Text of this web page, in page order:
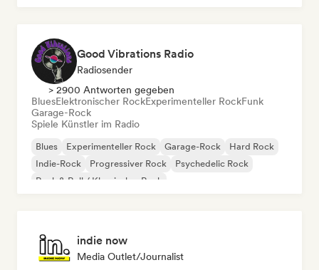
Good Vibrations Radio
Radiosender
> 2900 Antworten gegeben
BluesElektronischer RockExperimenteller RockFunk
Garage-Rock
Spiele Künstler im Radio
Blues Experimenteller Rock Garage-Rock
Hard Rock
Indie-Rock
Progressiver Rock
Psychedelic Rock
Rock & Roll / Klassischer Rock
indie now
Media Outlet/Journalist